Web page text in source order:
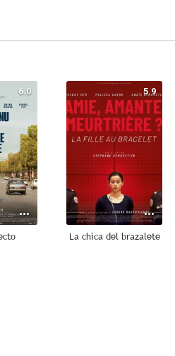
6.0 5.9
La chica del brazalete